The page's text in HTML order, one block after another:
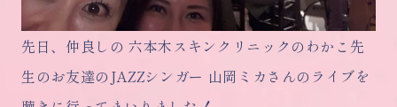
先日、仲良しの 六本木スキンクリニックのわかこ先
生のお友達のJAZZシンガー 山岡ミカさんのライブを